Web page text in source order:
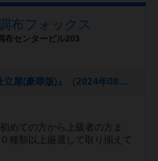
布フォックス
センタービル203
[NEW] 【8/25(日)10:00～】『ロココの仕立屋(豪華版)』（2024年08月24日 17時44分）
めての方から上級者の方ま
種類以上厳選して取り揃えて